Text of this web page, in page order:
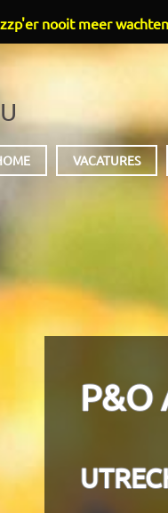
VACATURES
P&O
nooit meer